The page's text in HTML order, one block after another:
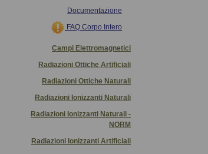
Documentazione
FAQ Corpo Intero
Campi Elettromagnetici
Radiazioni Ottiche Artificiali
Radiazioni Ottiche Naturali
Radiazioni Ionizzanti Naturali
Radiazioni Ionizzanti Naturali -
NORM
Radiazioni Ionizzanti Artificiali